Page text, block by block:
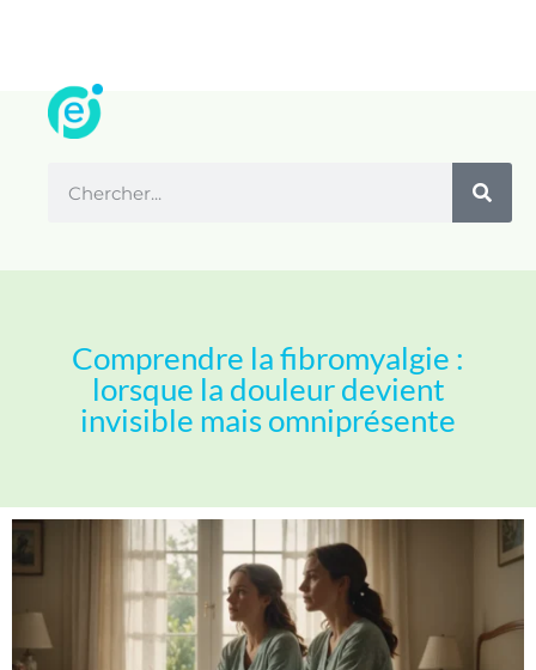
Comprendre la fibromyalgie :
lorsque la douleur devient
invisible mais omniprésente